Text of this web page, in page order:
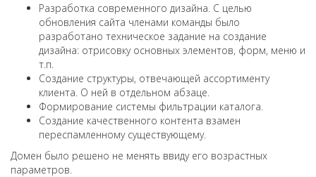
Разработка современного дизайна. С целью
обновления сайта членами команды было
разработано техническое задание на создание
дизайна: отрисовку основных элементов, форм, меню и
т.п.
Создание структуры, отвечающей ассортименту
клиента. О ней в отдельном абзаце.
Формирование системы фильтрации каталога.
Создание качественного контента взамен
переспамленному существующему.
Домен было решено не менять ввиду его возрастных
параметров.